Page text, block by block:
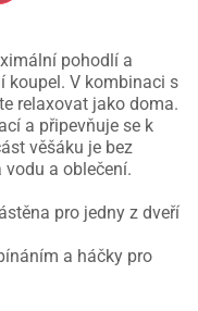
pohodlí a
koupel. V kombinaci s
relaxovat jako doma.
a připevňuje se k
věšáku je bez
a oblečení.
pro jedny z dveří
a háčky pro